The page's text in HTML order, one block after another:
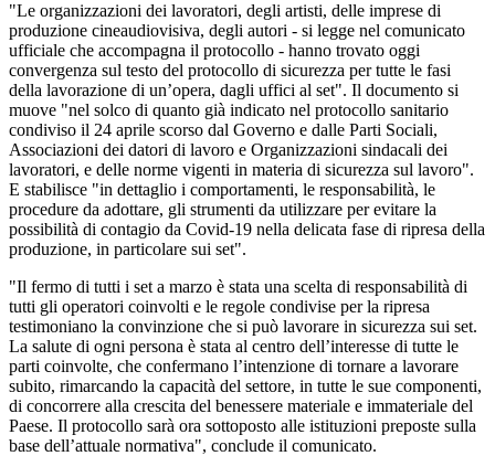
"Le organizzazioni dei lavoratori, degli artisti, delle imprese di
produzione cineaudiovisiva, degli autori - si legge nel comunicato
ufficiale che accompagna il protocollo - hanno trovato oggi
convergenza sul testo del protocollo di sicurezza per tutte le fasi
della lavorazione di un’opera, dagli uffici al set". Il documento si
muove "nel solco di quanto già indicato nel protocollo sanitario
condiviso il 24 aprile scorso dal Governo e dalle Parti Sociali,
Associazioni dei datori di lavoro e Organizzazioni sindacali dei
lavoratori, e delle norme vigenti in materia di sicurezza sul lavoro".
E stabilisce "in dettaglio i comportamenti, le responsabilità, le
procedure da adottare, gli strumenti da utilizzare per evitare la
possibilità di contagio da Covid-19 nella delicata fase di ripresa della
produzione, in particolare sui set".
"Il fermo di tutti i set a marzo è stata una scelta di responsabilità di
tutti gli operatori coinvolti e le regole condivise per la ripresa
testimoniano la convinzione che si può lavorare in sicurezza sui set.
La salute di ogni persona è stata al centro dell’interesse di tutte le
parti coinvolte, che confermano l’intenzione di tornare a lavorare
subito, rimarcando la capacità del settore, in tutte le sue componenti,
di concorrere alla crescita del benessere materiale e immateriale del
Paese. Il protocollo sarà ora sottoposto alle istituzioni preposte sulla
base dell’attuale normativa", conclude il comunicato.